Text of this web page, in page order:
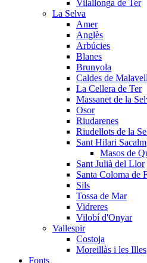
Vilallonga de Ter
La Selva
Amer
Anglès
Arbúcies
Blanes
Brunyola
Caldes de
La Cellera de Ter
Massanet de la
Osor
Riudarenes
Riudellots de la
Sant Hilari Sacalm
Masos de
Sant Julià del Llor
Santa Coloma de
Sils
Tossa de Mar
Vidreres
Vilobí d'Onyar
Vallespir
Costoja
Moreillàs i les Illes
Fonts